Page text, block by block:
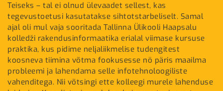
Teiseks – tal ei olnud ülevaadet sellest, kas
tegevustoetusi kasutatakse sihtotstarbeliselt. Samal
ajal oli mul vaja sooritada Tallinna Ülikooli Haapsalu
kolledži rakendusinformaatika erialal viimase kursuse
praktika, kus pidime neljaliikmelise tudengitest
koosneva tiimina võtma fookusesse nö päris maailma
probleemi ja lahendama selle infotehnoloogiliste
vahenditega. Nii võtsingi ette kolleegi murele lahenduse